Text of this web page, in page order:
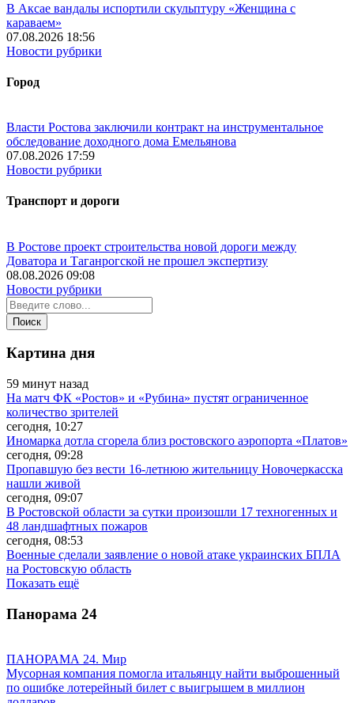
В Аксае вандалы испортили скульптуру «Женщина с
караваем»
07.08.2026 18:56
Новости рубрики
Город
Власти Ростова заключили контракт на инструментальное
обследование доходного дома Емельянова
07.08.2026 17:59
Новости рубрики
Транспорт и дороги
В Ростове проект строительства новой дороги между
Доватора и Таганрогской не прошел экспертизу
08.08.2026 09:08
Новости рубрики
Картина дня
59 минут назад
На матч ФК «Ростов» и «Рубина» пустят ограниченное
количество зрителей
сегодня, 10:27
Иномарка дотла сгорела близ ростовского аэропорта «Платов»
сегодня, 09:28
Пропавшую без вести 16-летнюю жительницу Новочеркасска
нашли живой
сегодня, 09:07
В Ростовской области за сутки произошли 17 техногенных и
48 ландшафтных пожаров
сегодня, 08:53
Военные сделали заявление о новой атаке украинских БПЛА
на Ростовскую область
Показать ещё
Панорама 24
ПАНОРАМА 24. Мир
Мусорная компания помогла итальянцу найти выброшенный
по ошибке лотерейный билет с выигрышем в миллион